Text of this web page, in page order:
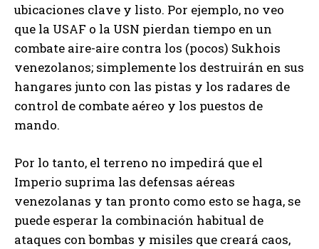
ubicaciones clave y listo. Por ejemplo, no veo
que la USAF o la USN pierdan tiempo en un
combate aire-aire contra los (pocos) Sukhois
venezolanos; simplemente los destruirán en sus
hangares junto con las pistas y los radares de
control de combate aéreo y los puestos de
mando.
Por lo tanto, el terreno no impedirá que el
Imperio suprima las defensas aéreas
venezolanas y tan pronto como esto se haga, se
puede esperar la combinación habitual de
ataques con bombas y misiles que creará caos,